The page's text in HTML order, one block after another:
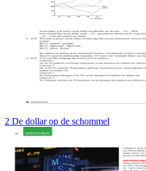
2 De dollar op de schommel